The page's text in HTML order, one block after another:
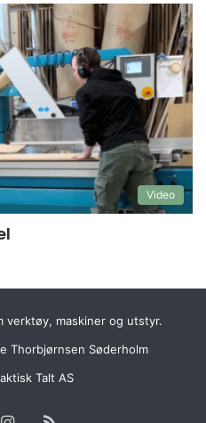
Video
verktøy, maskiner og utstyr.
Thorbjørnsen Søderholm
Talt AS